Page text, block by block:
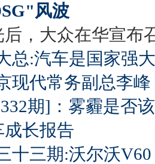
风波
，大众在华宣布
总:汽车是国家强
现代常务副总李峰
期]：雾霾是否
成长报告
十三期:沃尔沃